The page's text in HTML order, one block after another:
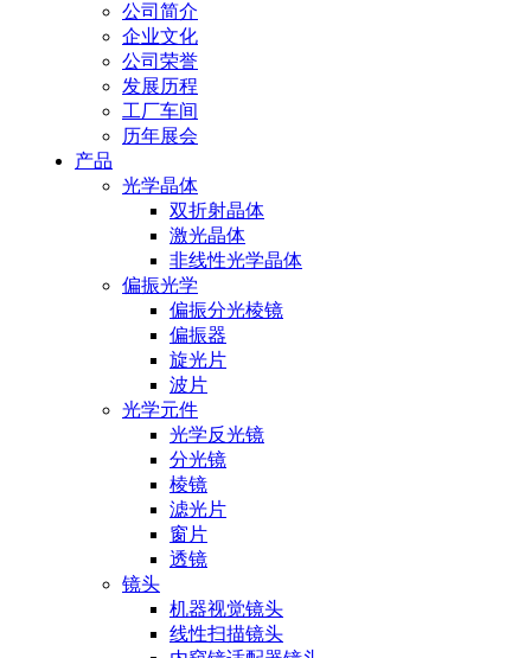
公司简介
企业文化
公司荣誉
发展历程
工厂车间
历年展会
产品
光学晶体
双折射晶体
激光晶体
非线性光学晶体
偏振光学
偏振分光棱镜
偏振器
旋光片
波片
光学元件
光学反光镜
分光镜
棱镜
滤光片
窗片
透镜
镜头
机器视觉镜头
线性扫描镜头